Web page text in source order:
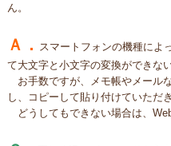
ん。
Ａ．
スマートフォンの機種によ
て大文字と小文字の変換ができな
お手数ですが、メモ帳やメール
し、コピーして貼り付けていただ
どうしてもできない場合は、